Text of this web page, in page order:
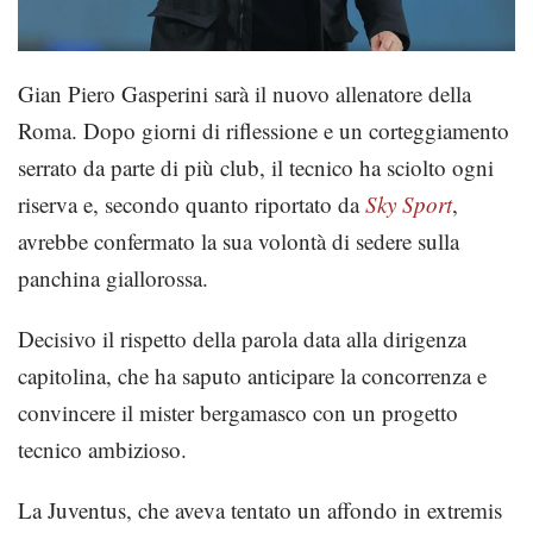
Gian Piero Gasperini sarà il nuovo allenatore della
Roma. Dopo giorni di riflessione e un corteggiamento
serrato da parte di più club, il tecnico ha sciolto ogni
riserva e, secondo quanto riportato daSky Sport,
avrebbe confermato la sua volontà di sedere sulla
panchina giallorossa.
Decisivo il rispetto della parola data alla dirigenza
capitolina, che ha saputo anticipare la concorrenza e
convincere il mister bergamasco con un progetto
tecnico ambizioso.
La Juventus, che aveva tentato un affondo in extremis